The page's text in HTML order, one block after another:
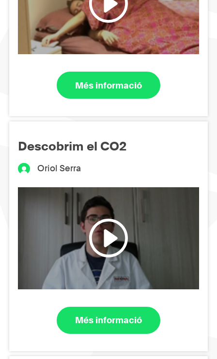
Més informació
Descobrim el CO2
Oriol Serra
Més informació